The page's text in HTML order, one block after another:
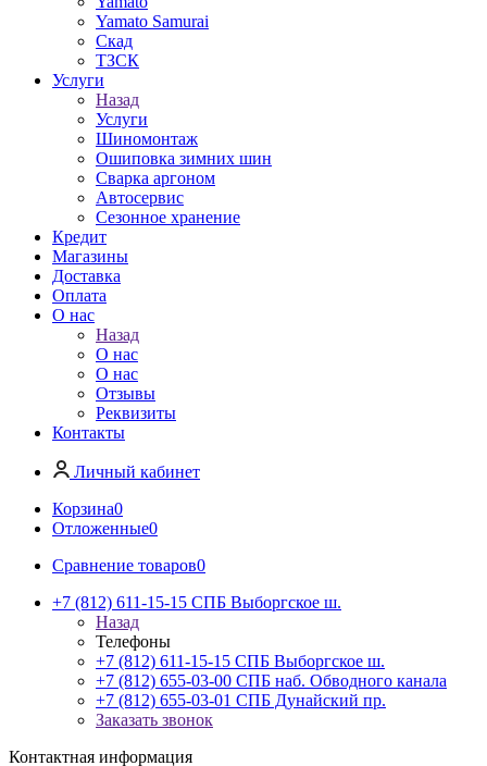
Yamato Samurai
Скад
ТЗСК
Услуги
Назад
Услуги
Шиномонтаж
Ошиповка зимних шин
Сварка аргоном
Автосервис
Сезонное хранение
Кредит
Магазины
Доставка
Оплата
О нас
Назад
О нас
О нас
Отзывы
Реквизиты
Контакты
Личный кабинет
Корзина0
Отложенные0
Сравнение товаров0
+7 (812) 611-15-15 СПБ Выборгское ш.
Назад
Телефоны
+7 (812) 611-15-15 СПБ Выборгское ш.
+7 (812) 655-03-00 СПБ наб. Обводного канала
+7 (812) 655-03-01 СПБ Дунайский пр.
Заказать звонок
Контактная информация